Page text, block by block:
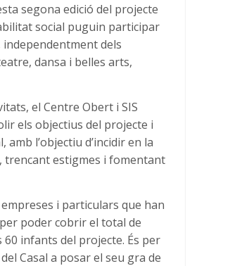
segona edició del projecte
social puguin participar
dels
dansa i belles arts,
el Centre Obert i SIS
els objectius del projecte i
l’objectiu d’incidir en la
trencant estigmes i fomentant
i particulars que han
poder cobrir el total de
infants del projecte. És per
Casal a posar el seu gra de